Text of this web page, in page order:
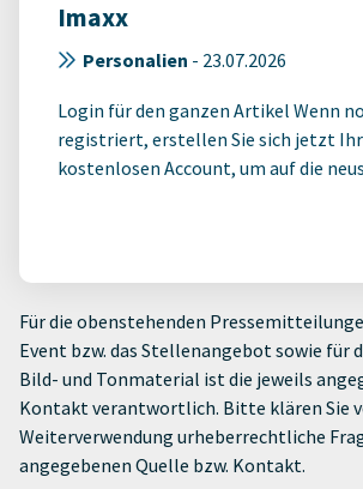
Imaxx
Personalien - 23.07.2026
Login für den ganzen Artikel Wenn
registriert, erstellen Sie sich jetzt
kostenlosen Account, um auf die
Für die obenstehenden
Event bzw. das Stellenangebot sowie für
Bild- und Tonmaterial ist die jeweils
Kontakt verantwortlich. Bitte klären Sie
Weiterverwendung urheberrechtliche
angegebenen Quelle bzw. Kontakt.